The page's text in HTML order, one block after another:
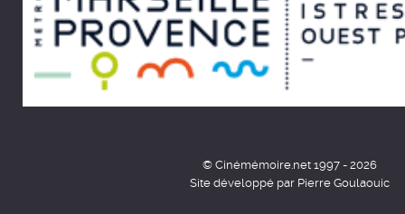
© Cinémémoire.net 1997 - 2026
Site développé par Pierre Goulaouic